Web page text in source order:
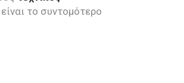
το συντομότερο